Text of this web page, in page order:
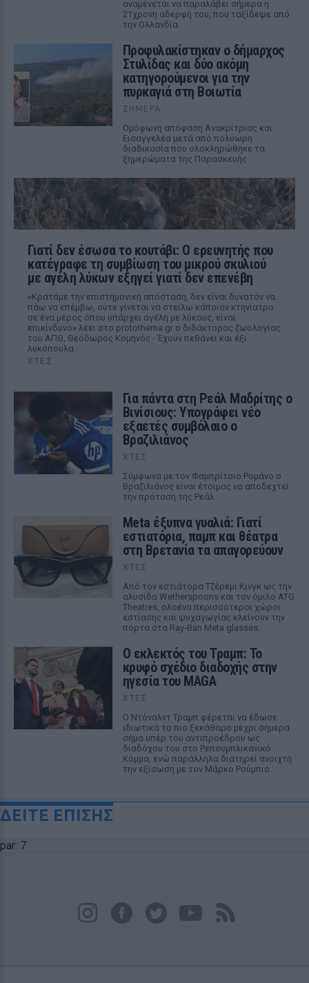
αναμένεται να παραλάβει σήμερα η
21χρονη αδερφή του, που ταξίδεψε από
την Ολλανδία
Προφυλακίστηκαν ο δήμαρχος
Στυλίδας και δύο ακόμη
κατηγορούμενοι για την
πυρκαγιά στη Βοιωτία
ΣΉΜΕΡΑ
Ομόφωνη απόφαση Ανακρίτριας και
Εισαγγελέα μετά από πολύωρη
διαδικασία που ολοκληρώθηκε τα
ξημερώματα της Παρασκευής
Γιατί δεν έσωσα το κουτάβι: Ο ερευνητής που
κατέγραφε τη συμβίωση του μικρού σκυλιού
με αγέλη λύκων εξηγεί γιατί δεν επενέβη
«Κρατάμε την επιστημονική απόσταση, δεν είναι δυνατόν να
πάω να επέμβω, ούτε γίνεται να στείλω κάποιον κτηνίατρο
σε ένα μέρος όπου υπάρχει αγέλη με λύκους, είναι
επικίνδυνο» λέει στο protothema.gr ο διδάκτορας ζωολογίας
του ΑΠΘ, Θεόδωρος Κομηνός - Έχουν πεθάνει και έξι
λυκόπουλα
ΧΤΕΣ
Για πάντα στη Ρεάλ Μαδρίτης ο
Βινίσιους: Υπογράφει νέο
εξαετές συμβόλαιο ο
Βραζιλιάνος
ΧΤΕΣ
Σύμφωνα με τον Φαμπρίτσιο Ρομάνο ο
Βραζιλιάνος είναι έτοιμος να αποδεχτεί
την πρόταση της Ρεάλ
Meta έξυπνα γυαλιά: Γιατί
εστιατόρια, παμπ και θέατρα
στη Βρετανία τα απαγορεύουν
ΧΤΕΣ
Από τον εστιάτορα Τζέρεμι Κινγκ ως την
αλυσίδα Wetherspoons και τον όμιλο ATG
Theatres, ολοένα περισσότεροι χώροι
εστίασης και ψυχαγωγίας κλείνουν την
πόρτα στα Ray-Ban Meta glasses.
Ο εκλεκτός του Τραμπ: Το
κρυφό σχέδιο διαδοχής στην
ηγεσία του MAGA
ΧΤΕΣ
Ο Ντόναλντ Τραμπ φέρεται να έδωσε
ιδιωτικά το πιο ξεκάθαρο μέχρι σήμερα
σήμα υπέρ του αντιπροέδρου ως
διαδόχου του στο Ρεπουμπλικανικό
Κόμμα, ενώ παράλληλα διατηρεί ανοιχτή
την εξίσωση με τον Μάρκο Ρούμπιο.
ΔΕΙΤΕ ΕΠΙΣΗΣ
par: 7